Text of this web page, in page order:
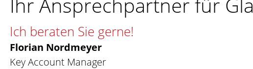
Ich beraten Sie gerne!
Florian Nordmeyer
Key Account Manager